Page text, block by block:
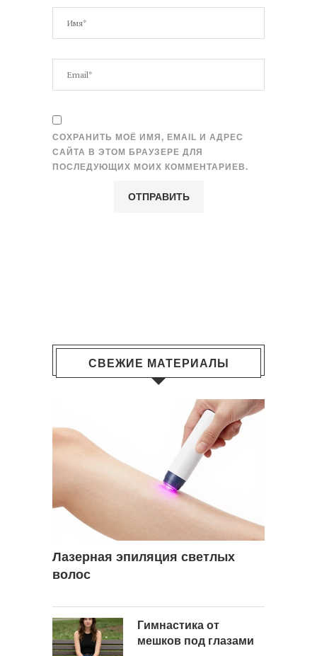
СОХРАНИТЬ МОЁ ИМЯ, EMAIL И АДРЕС
САЙТА В ЭТОМ БРАУЗЕРЕ ДЛЯ
ПОСЛЕДУЮЩИХ МОИХ КОММЕНТАРИЕВ.
СВЕЖИЕ МАТЕРИАЛЫ
Лазерная эпиляция светлых
волос
Гимнастика от
мешков под глазами